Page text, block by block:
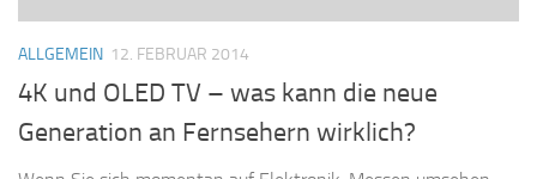
ALLGEMEIN 12. FEBRUAR 2014
4K und OLED TV – was kann die neue
Generation an Fernsehern wirklich?